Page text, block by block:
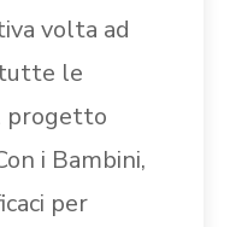
volta ad
le
progetto
i Bambini,
per